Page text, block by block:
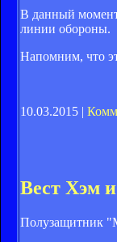
В данный
линии обороны.
Напомним, что
10.03.2015 |
Вест Хэм
Полузащитник